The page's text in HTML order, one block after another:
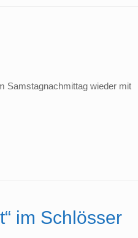
Samstagnachmittag wieder mit
im Schlösser